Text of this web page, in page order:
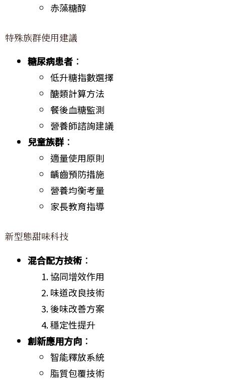
赤藻糖醇
特殊族群使用建議
糖尿病患者 ：
低升糖指數選擇
醣類計算方法
餐後血糖監測
營養師諮詢建議
兒童族群：
適量使用原則
齲齒預防措施
營養均衡考量
家長教育指導
新型態甜味科技
混合配方技術 ：
協同增效作用
味道改良技術
後味改善方案
穩定性提升
創新應用方向 ：
智能釋放系統
脂質包覆技術